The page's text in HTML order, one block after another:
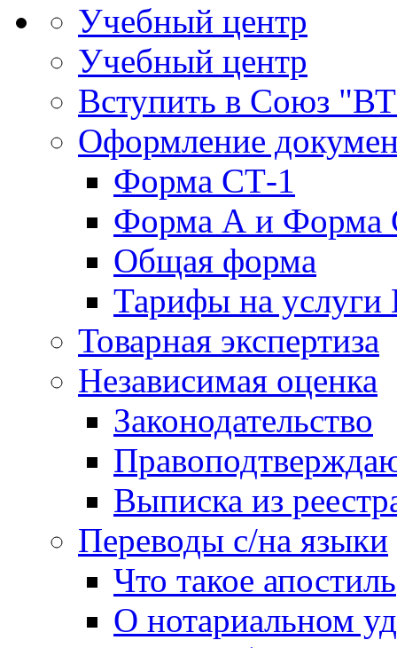
Учебный центр
Учебный центр
Вступить в Союз
Оформление
Форма СТ-1
Форма А и Форма
Общая форма
Тарифы на
Товарная экспертиза
Независимая оценка
Законодательство
Выписка из
Переводы с/на языки
Что такое апостиль
О нотариальном